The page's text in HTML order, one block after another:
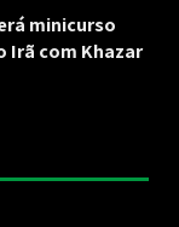
minicurso
Irã com Khazar